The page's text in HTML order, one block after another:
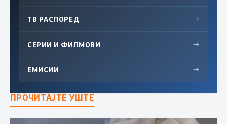
ТВ РАСПОРЕД →
СЕРИИ И ФИЛМОВИ →
ЕМИСИИ →
ПРОЧИТАЈТЕ УШТЕ